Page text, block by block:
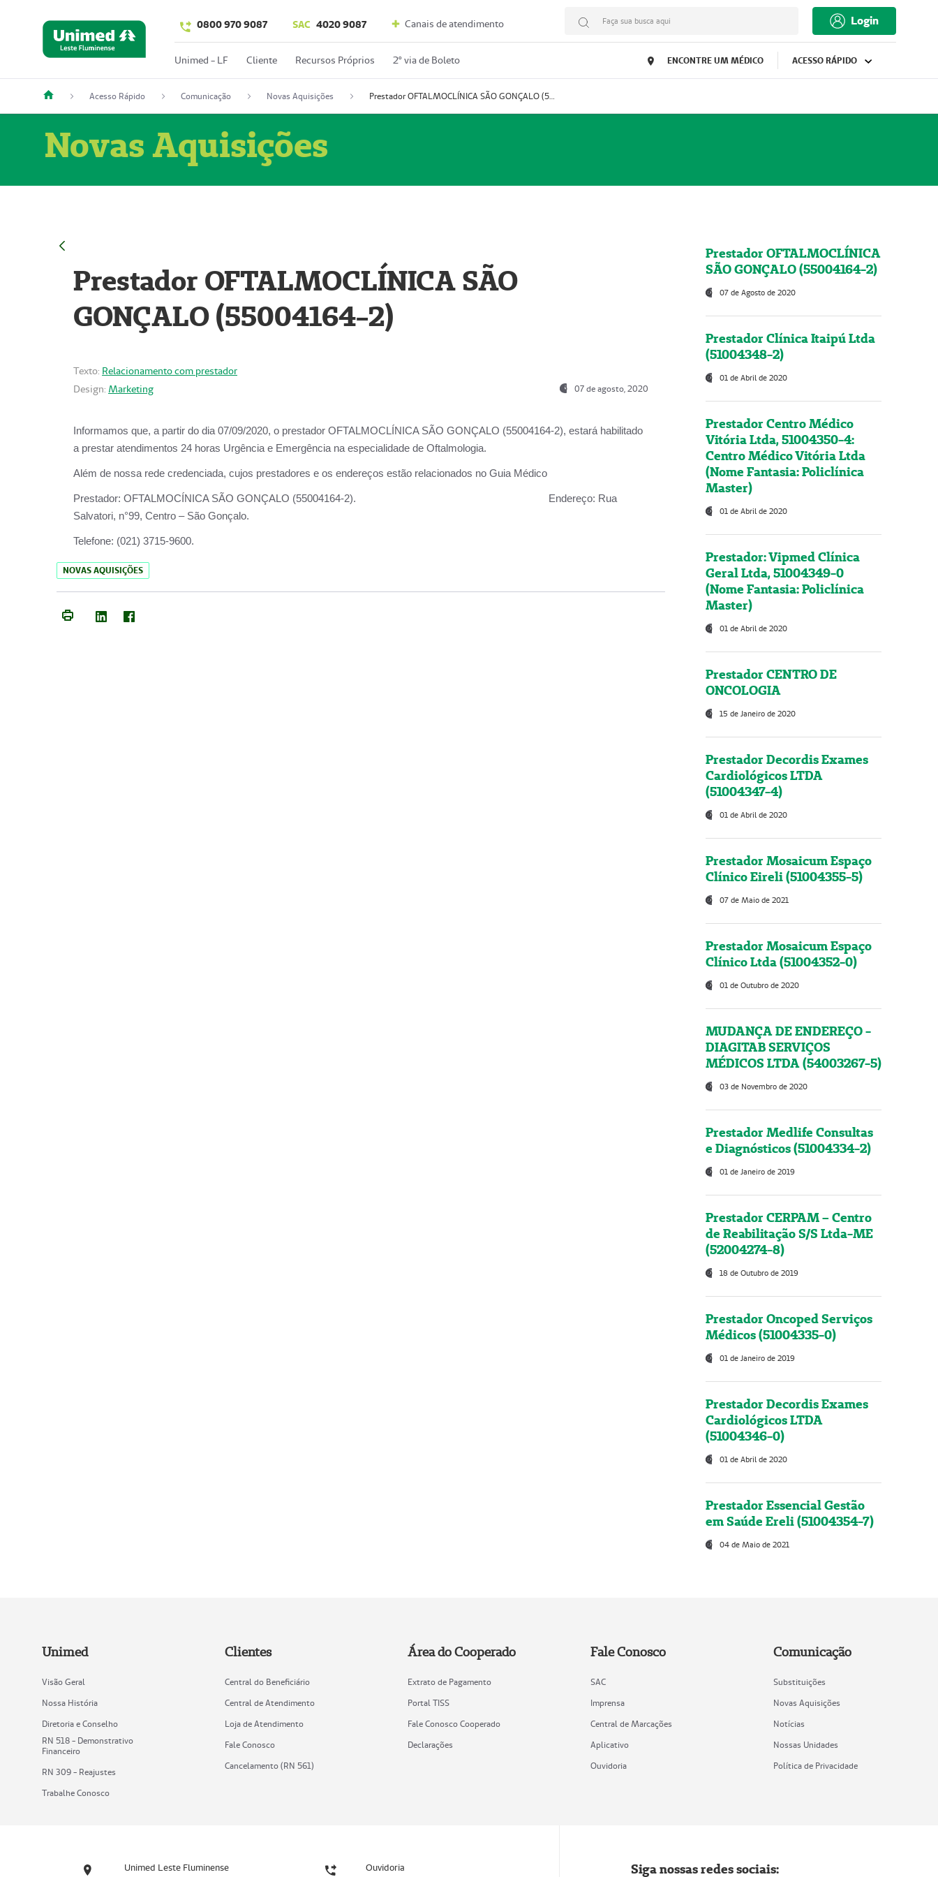
0800 970 9087 SAC 4020 9087 Canais de atendimento Faça sua busca aqui Login
Unimed - LF Cliente Recursos Próprios 2º via de Boleto ENCONTRE UM MÉDICO ACESSO RÁPIDO
Acesso Rápido Comunicação Novas Aquisições Prestador OFTALMOCLÍNICA SÃO GONÇALO (55004164-2)
Novas Aquisições
Prestador OFTALMOCLÍNICA SÃO
GONÇALO (55004164-2)
Texto: Relacionamento com prestador
Design: Marketing 07 de agosto, 2020
Informamos que, a partir do dia 07/09/2020, o prestador OFTALMOCLÍNICA SÃO GONÇALO (55004164-2), estará habilitado
a prestar atendimentos 24 horas Urgência e Emergência na especialidade de Oftalmologia.
Além de nossa rede credenciada, cujos prestadores e os endereços estão relacionados no Guia Médico
Prestador: OFTALMOCÍNICA SÃO GONÇALO (55004164-2). Endereço: Rua
Salvatori, n°99, Centro – São Gonçalo.
Telefone: (021) 3715-9600.
NOVAS AQUISIÇÕES
Prestador OFTALMOCLÍNICA
SÃO GONÇALO (55004164-2)
07 de Agosto de 2020
Prestador Clínica Itaipú Ltda
(51004348-2)
01 de Abril de 2020
Prestador Centro Médico
Vitória Ltda, 51004350-4:
Centro Médico Vitória Ltda
(Nome Fantasia: Policlínica
Master)
01 de Abril de 2020
Prestador: Vipmed Clínica
Geral Ltda, 51004349-0
(Nome Fantasia: Policlínica
Master)
01 de Abril de 2020
Prestador CENTRO DE
ONCOLOGIA
15 de Janeiro de 2020
Prestador Decordis Exames
Cardiológicos LTDA
(51004347-4)
01 de Abril de 2020
Prestador Mosaicum Espaço
Clínico Eireli (51004355-5)
07 de Maio de 2021
Prestador Mosaicum Espaço
Clínico Ltda (51004352-0)
01 de Outubro de 2020
MUDANÇA DE ENDEREÇO -
DIAGITAB SERVIÇOS
MÉDICOS LTDA (54003267-5)
03 de Novembro de 2020
Prestador Medlife Consultas
e Diagnósticos (51004334-2)
01 de Janeiro de 2019
Prestador CERPAM – Centro
de Reabilitação S/S Ltda-ME
(52004274-8)
18 de Outubro de 2019
Prestador Oncoped Serviços
Médicos (51004335-0)
01 de Janeiro de 2019
Prestador Decordis Exames
Cardiológicos LTDA
(51004346-0)
01 de Abril de 2020
Prestador Essencial Gestão
em Saúde Ereli (51004354-7)
04 de Maio de 2021
Unimed
Visão Geral
Nossa História
Diretoria e Conselho
RN 518 - Demonstrativo
Financeiro
RN 309 - Reajustes
Trabalhe Conosco
Clientes
Central do Beneficiário
Central de Atendimento
Loja de Atendimento
Fale Conosco
Cancelamento (RN 561)
Área do Cooperado
Extrato de Pagamento
Portal TISS
Fale Conosco Cooperado
Declarações
Fale Conosco
SAC
Imprensa
Central de Marcações
Aplicativo
Ouvidoria
Comunicação
Substituições
Novas Aquisições
Notícias
Nossas Unidades
Política de Privacidade
Unimed Leste Fluminense Ouvidoria Siga nossas redes sociais: